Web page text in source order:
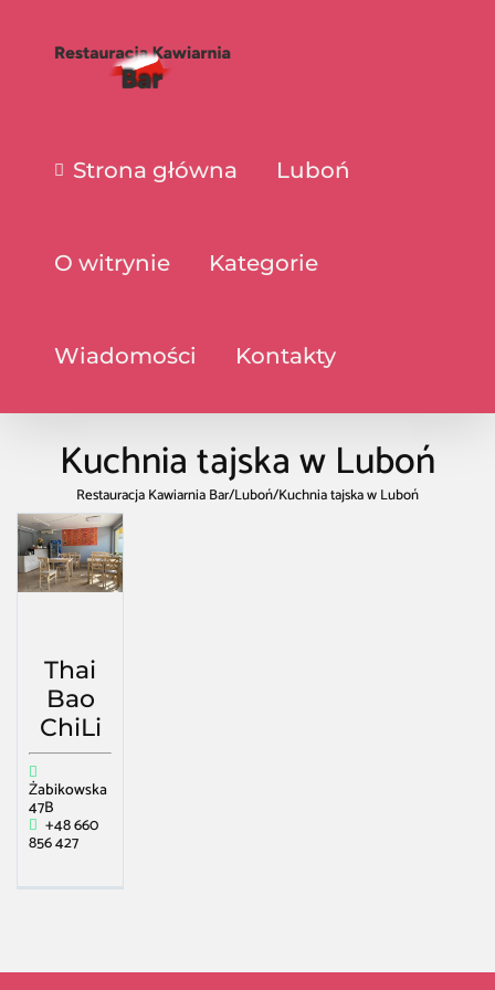
Strona główna Luboń
O witrynie Kategorie
Wiadomości Kontakty
Kuchnia tajska w Luboń
Restauracja Kawiarnia Bar/Luboń/Kuchnia tajska w Luboń
Thai
Bao
ChiLi
Żabikowska
47B
+48 660
856 427